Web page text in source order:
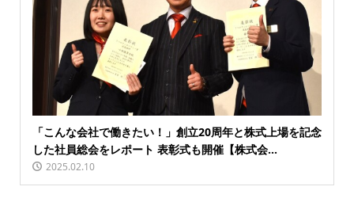
「こんな会社で働きたい！」創立20周年と株式上場を記念
した社員総会をレポート 表彰式も開催【株式会...
2025.02.10